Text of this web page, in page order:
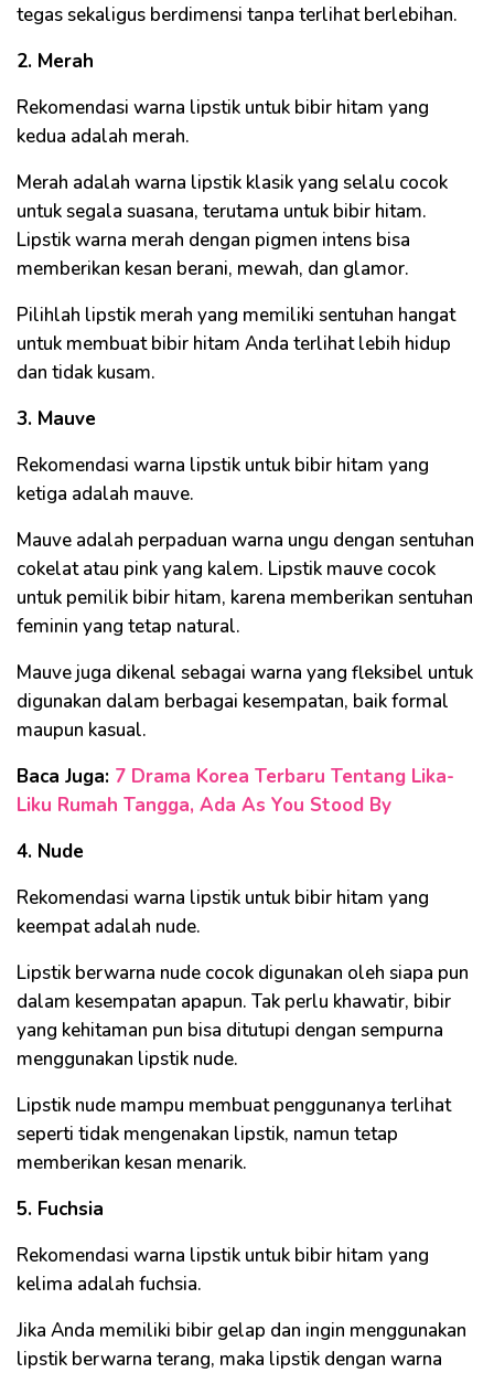
tegas sekaligus berdimensi tanpa terlihat berlebihan.
2. Merah
Rekomendasi warna lipstik untuk bibir hitam yang
kedua adalah merah.
Merah adalah warna lipstik klasik yang selalu cocok
untuk segala suasana, terutama untuk bibir hitam.
Lipstik warna merah dengan pigmen intens bisa
memberikan kesan berani, mewah, dan glamor.
Pilihlah lipstik merah yang memiliki sentuhan hangat
untuk membuat bibir hitam Anda terlihat lebih hidup
dan tidak kusam.
3. Mauve
Rekomendasi warna lipstik untuk bibir hitam yang
ketiga adalah mauve.
Mauve adalah perpaduan warna ungu dengan sentuhan
cokelat atau pink yang kalem. Lipstik mauve cocok
untuk pemilik bibir hitam, karena memberikan sentuhan
feminin yang tetap natural.
Mauve juga dikenal sebagai warna yang fleksibel untuk
digunakan dalam berbagai kesempatan, baik formal
maupun kasual.
Baca Juga: 7 Drama Korea Terbaru Tentang Lika-
Liku Rumah Tangga, Ada As You Stood By
4. Nude
Rekomendasi warna lipstik untuk bibir hitam yang
keempat adalah nude.
Lipstik berwarna nude cocok digunakan oleh siapa pun
dalam kesempatan apapun. Tak perlu khawatir, bibir
yang kehitaman pun bisa ditutupi dengan sempurna
menggunakan lipstik nude.
Lipstik nude mampu membuat penggunanya terlihat
seperti tidak mengenakan lipstik, namun tetap
memberikan kesan menarik.
5. Fuchsia
Rekomendasi warna lipstik untuk bibir hitam yang
kelima adalah fuchsia.
Jika Anda memiliki bibir gelap dan ingin menggunakan
lipstik berwarna terang, maka lipstik dengan warna